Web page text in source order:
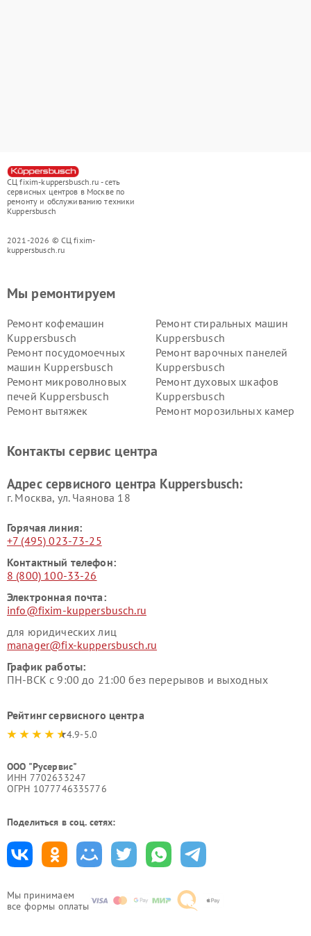
СЦ fixim-kuppersbusch.ru - сеть
сервисных центров в Москве по
ремонту и обслуживанию техники
Kuppersbusch
2021-2026 © СЦ fixim-
kuppersbusch.ru
Мы принимаем
все формы оплаты
Мы ремонтируем
Ремонт кофемашин
Kuppersbusch
Ремонт стиральных машин
Kuppersbusch
Ремонт посудомоечных
машин Kuppersbusch
Ремонт варочных панелей
Kuppersbusch
Ремонт микроволновых
печей Kuppersbusch
Ремонт духовых шкафов
Kuppersbusch
Ремонт вытяжек
Ремонт морозильных камер
Kuppersbusch
вакуумных упаковщиков
Ремонт сушильных машин Kuppersbusch
Контакты сервис центра
Адрес сервисного центра Kuppersbusch:
г. Москва, ул. Чаянова 18
Горячая линия:
+7 (495) 023-73-25
Контактный телефон:
8 (800) 100-33-26
Электронная почта:
info@fixim-kuppersbusch.ru
для юридических лиц
manager@fix-kuppersbusch.ru
График работы:
ПН-ВСК с 9:00 до 21:00 без перерывов и выходных
Рейтинг сервисного центра
4.9-5.0
ООО "Русервис"
ИНН 7702633247
ОГРН 1077746335776
Поделиться в соц. сетях: